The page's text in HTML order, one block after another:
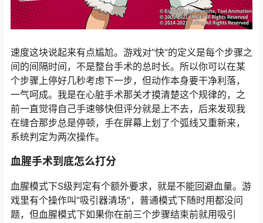
速度这块说起来有点尴尬。游戏对”快”的定义是每个步骤之
间的间隔时间，不是整台手术的总时长。所以你可以在某
个步骤上停好几秒考虑下一步，但动作本身要干净利落，
一气呵成。我是在心脏手术那关才摸清楚这个规律的，之
前一直觉得自己手速够快但评分就是上不去，后来发现我
在缝合那步总是停顿，手在屏幕上划了个弧线又重新来，
系统判定为两次操作。
血腥手术到底怎么打分
血腥模式下S级判定有个额外要求，就是不能回避血量。游
戏里有个操作叫”吸引器清场”，普通模式下随时用都没问
题，但血腥模式下如果你在前三个步骤结束前就用吸引